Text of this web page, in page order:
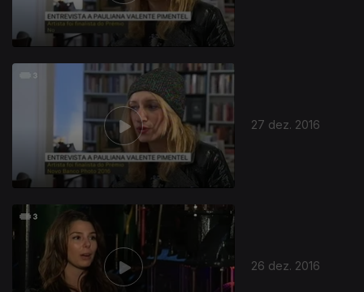
27 dez. 2016
26 dez. 2016
265803